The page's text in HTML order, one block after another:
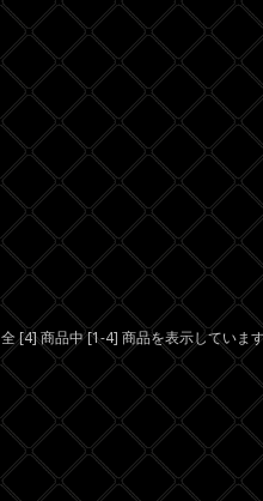
全 [4] 商品中 [1-4] 商品を表示していま